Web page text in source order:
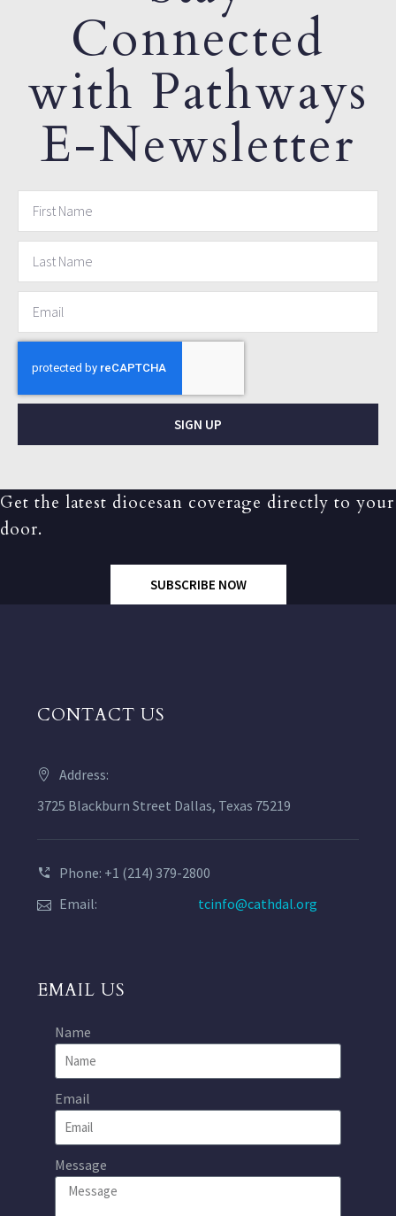
Connected
with Pathways
E-Newsletter
SIGN UP
Get the latest diocesan coverage directly to your
door.
SUBSCRIBE NOW
CONTACT US
Address:
3725 Blackburn Street Dallas, Texas 75219
Phone: +1 (214) 379-2800
Email:
tcinfo@cathdal.org
EMAIL US
Name
Email
Message